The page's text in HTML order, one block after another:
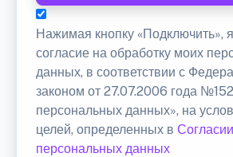
Нажимая кнопку «Подключить»,
согласие на обработку моих
данных, в соответствии с
законом от 27.07.2006 года
персональных данных», на
целей, определенных в
персональных данных